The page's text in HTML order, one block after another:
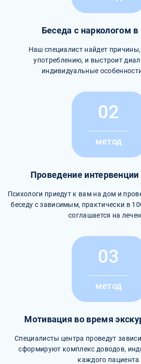
Беседа с наркологом в
Наш специалист найдет
употреблению, и выстроит
индивидуальные
02
метод
Проведение
Психологи приедут к вам на дом и
беседу с зависимым, практически в
соглашается на
03
метод
Мотивация во время
Специалисты центра проведут
сформируют комплекс доводов,
каждого пациента